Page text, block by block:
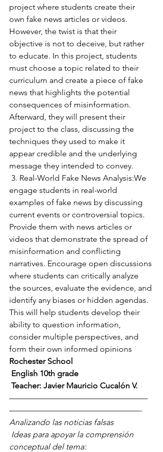
project where students create their
own fake news articles or videos.
However, the twist is that their
objective is not to deceive, but rather
to educate. In this project, students
must choose a topic related to their
curriculum and create a piece of fake
news that highlights the potential
consequences of misinformation.
Afterward, they will present their
project to the class, discussing the
techniques they used to make it
appear credible and the underlying
message they intended to convey.
engage students in real-world
examples of fake news by discussing
current events or controversial topics.
Provide them with news articles or
videos that demonstrate the spread of
misinformation and conflicting
narratives. Encourage open discussions
where students can critically analyze
the sources, evaluate the evidence, and
identify any biases or hidden agendas.
This will help students develop their
ability to question information,
consider multiple perspectives, and
form their own informed opinions
Rochester School
English 10th grade
Teacher: Javier Mauricio Cucalón V.
—————————————————
————————————————-
Analizando las noticias falsas
conceptual del tema: